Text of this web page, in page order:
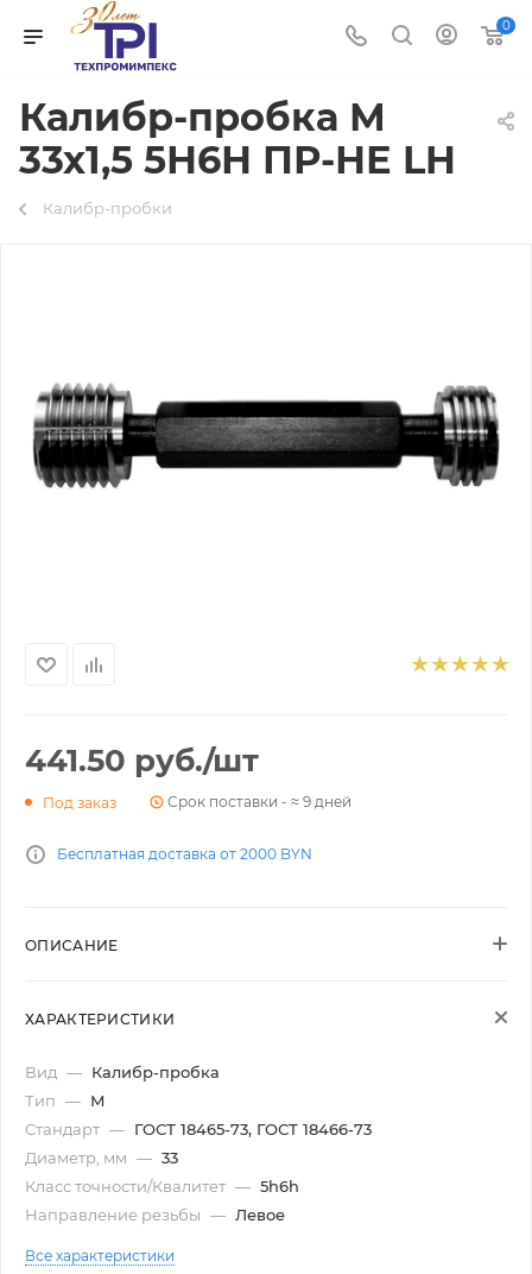
0
Калибр-пробка М
33х1,5 5Н6Н ПР-НЕ LH
Калибр-пробки
441.50 руб./шт
Под заказ Срок поставки - ≈ 9 дней
Бесплатная доставка от 2000 BYN
ОПИСАНИЕ
ХАРАКТЕРИСТИКИ
Вид — Калибр-пробка
Тип — М
Стандарт — ГОСТ 18465-73, ГОСТ 18466-73
Диаметр, мм — 33
Класс точности/Квалитет — 5h6h
Направление резьбы — Левое
Все характеристики